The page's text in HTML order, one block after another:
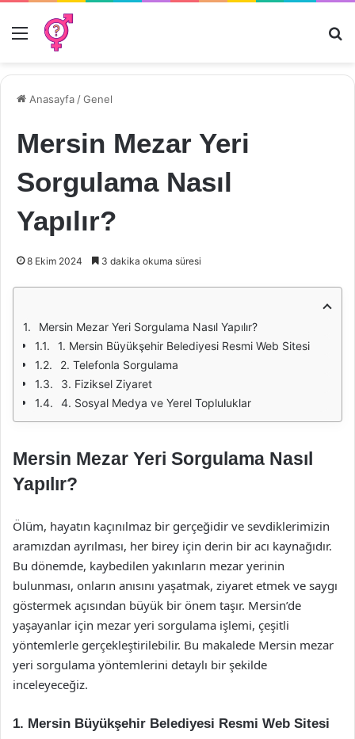
Menü
Anasayfa /Genel
Mersin Mezar Yeri
Sorgulama Nasıl
Yapılır?
8 Ekim 2024 3 dakika okuma süresi
Mersin Mezar Yeri Sorgulama Nasıl Yapılır?
1. Mersin Büyükşehir Belediyesi Resmi Web Sitesi
2. Telefonla Sorgulama
3. Fiziksel Ziyaret
4. Sosyal Medya ve Yerel Topluluklar
Mersin Mezar Yeri Sorgulama Nasıl
Yapılır?
Ölüm, hayatın kaçınılmaz bir gerçeğidir ve sevdiklerimizin
aramızdan ayrılması, her birey için derin bir acı kaynağıdır.
Bu dönemde, kaybedilen yakınların mezar yerinin
bulunması, onların anısını yaşatmak, ziyaret etmek ve saygı
göstermek açısından büyük bir önem taşır. Mersin’de
yaşayanlar için mezar yeri sorgulama işlemi, çeşitli
yöntemlerle gerçekleştirilebilir. Bu makalede Mersin mezar
yeri sorgulama yöntemlerini detaylı bir şekilde
inceleyeceğiz.
1. Mersin Büyükşehir Belediyesi Resmi Web Sitesi